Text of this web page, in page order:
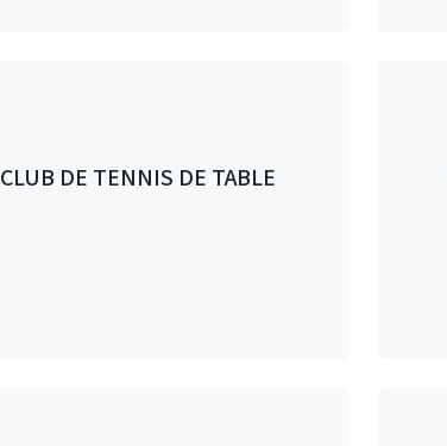
CLUB DE TENNIS DE TABLE